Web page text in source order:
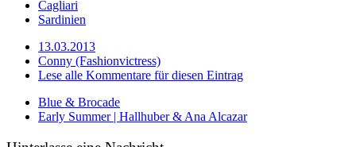
Cagliari
Sardinien
13.03.2013
Conny (Fashionvictress)
Lese alle Kommentare für diesen Eintrag
Blue & Brocade
Early Summer | Hallhuber & Ana Alcazar